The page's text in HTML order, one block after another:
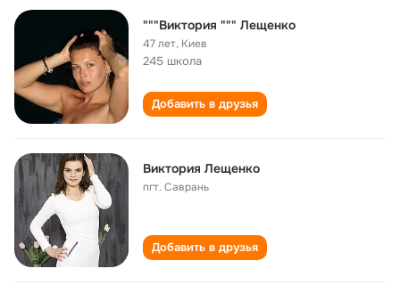
"""Виктория """ Лещенко
47 лет, Киев
245 школа
Добавить в друзья
Виктория Лещенко
пгт. Саврань
Добавить в друзья